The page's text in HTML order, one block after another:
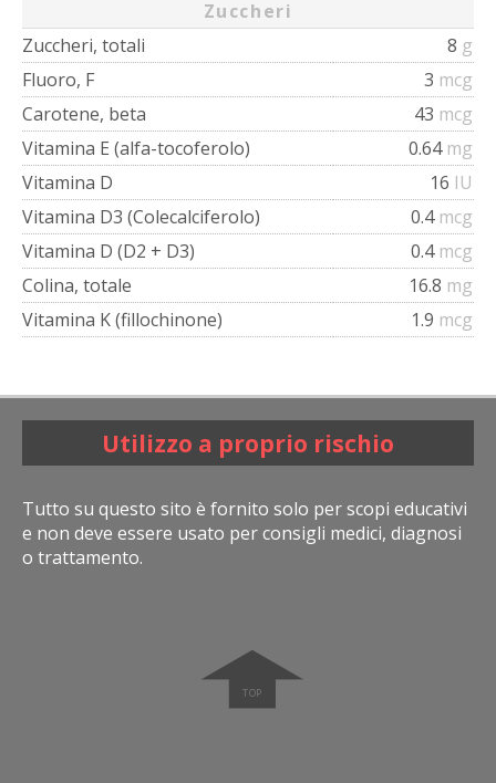
Zuccheri
Zuccheri, totali
8 g
Fluoro, F
3 mcg
Carotene, beta
43 mcg
Vitamina E (alfa-tocoferolo)
0.64 mg
Vitamina D
16 IU
Vitamina D3 (Colecalciferolo)
0.4 mcg
Vitamina D (D2 + D3)
0.4 mcg
Colina, totale
16.8 mg
Vitamina K (fillochinone)
1.9 mcg
Utilizzo a proprio rischio
Tutto su questo sito è fornito solo per scopi educativi
e non deve essere usato per consigli medici, diagnosi
o trattamento.
➧